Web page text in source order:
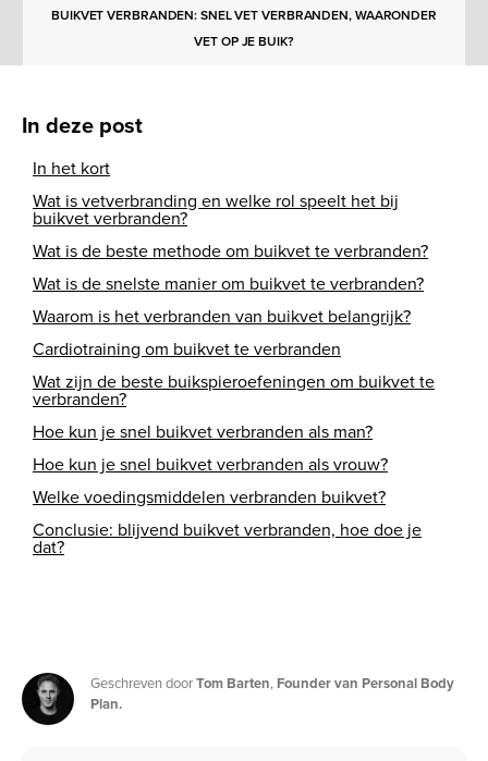
BUIKVET VERBRANDEN: SNEL VET VERBRANDEN, WAARONDER
VET OP JE BUIK?
In deze post
In het kort
Wat is vetverbranding en welke rol speelt het bij
buikvet verbranden?
Wat is de beste methode om buikvet te verbranden?
Wat is de snelste manier om buikvet te verbranden?
Waarom is het verbranden van buikvet belangrijk?
Cardiotraining om buikvet te verbranden
Wat zijn de beste buikspieroefeningen om buikvet te
verbranden?
Hoe kun je snel buikvet verbranden als man?
Hoe kun je snel buikvet verbranden als vrouw?
Welke voedingsmiddelen verbranden buikvet?
Conclusie: blijvend buikvet verbranden, hoe doe je
dat?
Geschreven doorTom Barten, Founder van Personal Body
Plan.